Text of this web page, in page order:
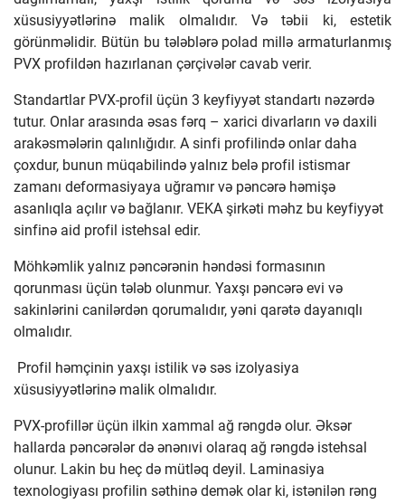
xüsusiyyətlərinə malik olmalıdır. Və təbii ki, estetik
görünməlidir. Bütün bu tələblərə polad millə armaturlanmış
PVX profildən hazırlanan çərçivələr cavab verir.
Standartlar PVX-profil üçün 3 keyfiyyət standartı nəzərdə
tutur. Onlar arasında əsas fərq – xarici divarların və daxili
arakəsmələrin qalınlığıdır. A sinfi profilində onlar daha
çoxdur, bunun müqabilində yalnız belə profil istismar
zamanı deformasiyaya uğramır və pəncərə həmişə
asanlıqla açılır və bağlanır. VEKA şirkəti məhz bu keyfiyyət
sinfinə aid profil istehsal edir.
Möhkəmlik yalnız pəncərənin həndəsi formasının
qorunması üçün tələb olunmur. Yaxşı pəncərə evi və
sakinlərini canilərdən qorumalıdır, yəni qarətə dayanıqlı
olmalıdır.
Profil həmçinin yaxşı istilik və səs izolyasiya
xüsusiyyətlərinə malik olmalıdır.
PVX-profillər üçün ilkin xammal ağ rəngdə olur. Əksər
hallarda pəncərələr də ənənıvi olaraq ağ rəngdə istehsal
olunur. Lakin bu heç də mütləq deyil. Laminasiya
texnologiyası profilin səthinə demək olar ki, istənilən rəng